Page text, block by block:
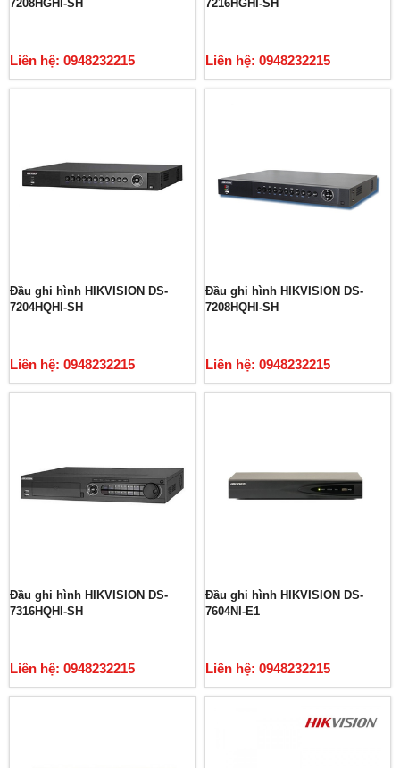
7208HGHI-SH
Liên hệ: 0948232215
7216HGHI-SH
Liên hệ: 0948232215
Đầu ghi hình HIKVISION DS-
7204HQHI-SH
Liên hệ: 0948232215
Đầu ghi hình HIKVISION DS-
7208HQHI-SH
Liên hệ: 0948232215
Đầu ghi hình HIKVISION DS-
7316HQHI-SH
Liên hệ: 0948232215
Đầu ghi hình HIKVISION DS-
7604NI-E1
Liên hệ: 0948232215